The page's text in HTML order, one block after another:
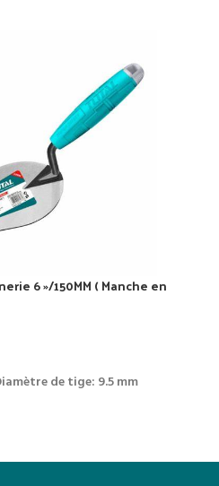
6 »/150MM ( Manche en
de tige: 9.5 mm